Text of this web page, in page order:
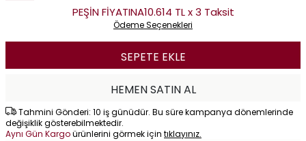
PEŞİN FİYATINA10.614 TL x 3 Taksit
Ödeme Seçenekleri
SEPETE EKLE
HEMEN SATIN AL
Tahmini Gönderi: 10 iş günüdür. Bu süre kampanya dönemlerinde
değişiklik gösterebilmektedir.
Aynı Gün Kargoürünlerini görmek için tıklayınız.